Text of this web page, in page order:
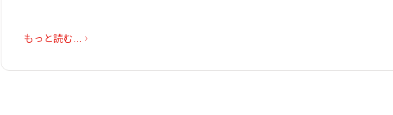
もっと読む...